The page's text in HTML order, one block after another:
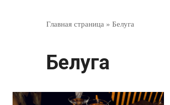
Главная страница » Белуга
Белуга